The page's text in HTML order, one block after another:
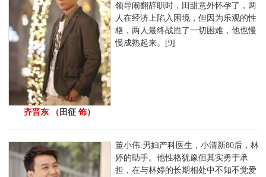
齐晋东 （ 田征饰）
领导闹翻辞职时，田甜意外怀孕了，两
人在经济上陷入困境，但因为乐观的性
格，两人最终战胜了一切困难，他也慢
慢成熟起来。[9]
董小伟:男妇产科医生，小清新80后，林
婷的助手。他性格犹豫但其实勇于承
担，在与林婷的长期相处中不知不觉爱